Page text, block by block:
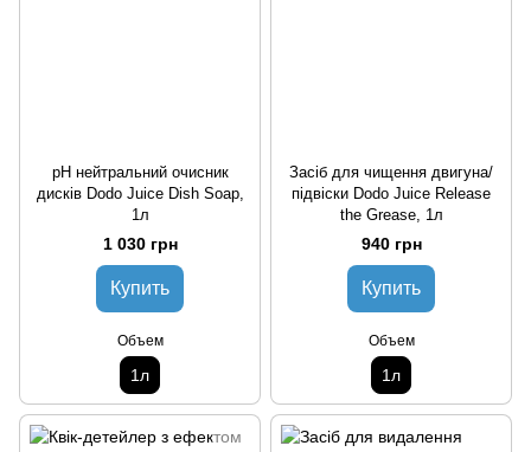
pH нейтральний очисник
дисків Dodo Juice Dish Soap,
1л
1 030 грн
Купить
Объем
1л
Засіб для чищення двигуна/
підвіски Dodo Juice Release
the Grease, 1л
940 грн
Купить
Объем
1л